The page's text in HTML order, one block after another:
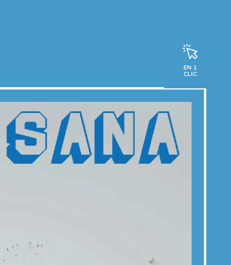
EN 1
CLIC